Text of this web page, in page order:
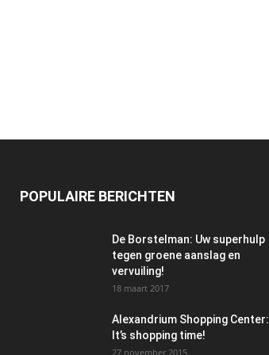
POPULAIRE BERICHTEN
De Borstelman: Uw superhulp
tegen groene aanslag en
vervuiling!
18 maart 2017
Alexandrium Shopping Center:
It’s shopping time!
27 november 2015